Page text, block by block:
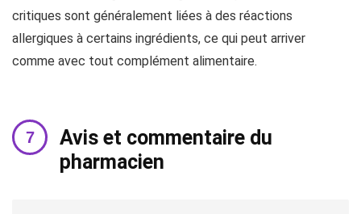
critiques sont généralement liées à des réactions
allergiques à certains ingrédients, ce qui peut arriver
comme avec tout complément alimentaire.
Avis et commentaire du
pharmacien